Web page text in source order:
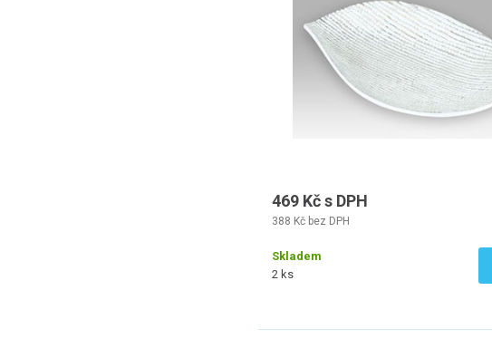
469 Kč s DPH
388 Kč bez DPH
Skladem
2 ks